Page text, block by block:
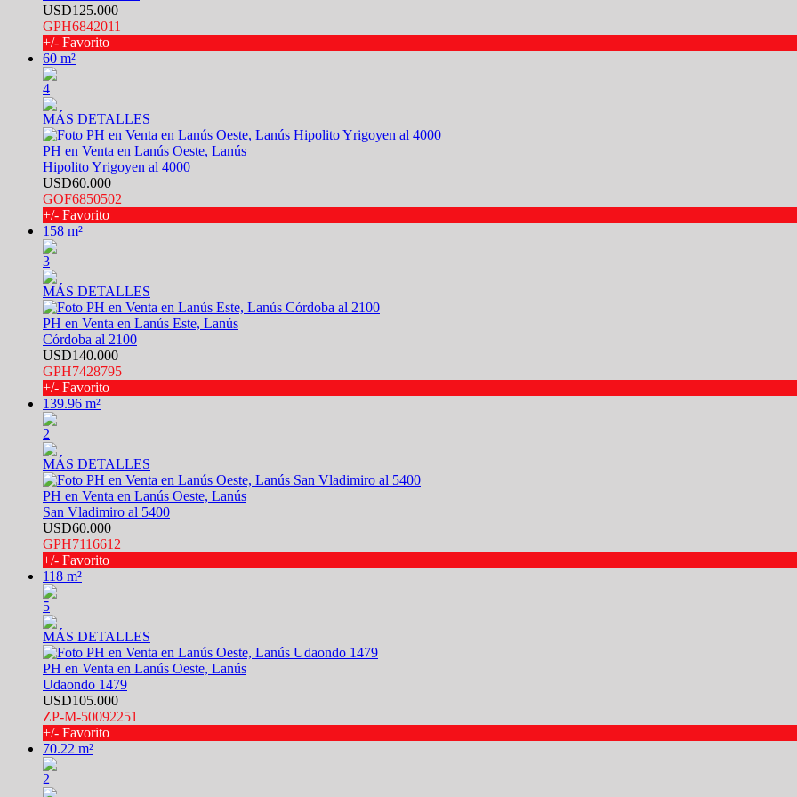
USD125.000
GPH6842011
+/- Favorito
60 m²
4
MÁS DETALLES
PH en Venta en Lanús Oeste, Lanús
Hipolito Yrigoyen al 4000
USD60.000
GOF6850502
+/- Favorito
158 m²
3
MÁS DETALLES
PH en Venta en Lanús Este, Lanús
Córdoba al 2100
USD140.000
GPH7428795
+/- Favorito
139.96 m²
2
MÁS DETALLES
PH en Venta en Lanús Oeste, Lanús
San Vladimiro al 5400
USD60.000
GPH7116612
+/- Favorito
118 m²
5
MÁS DETALLES
PH en Venta en Lanús Oeste, Lanús
Udaondo 1479
USD105.000
ZP-M-50092251
+/- Favorito
70.22 m²
2